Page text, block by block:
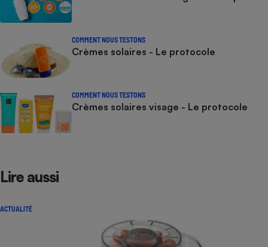
COMMENT NOUS TESTONS
Crèmes solaires - Le protocole
COMMENT NOUS TESTONS
Crèmes solaires visage - Le protocole
Lire aussi
ACTUALITÉ